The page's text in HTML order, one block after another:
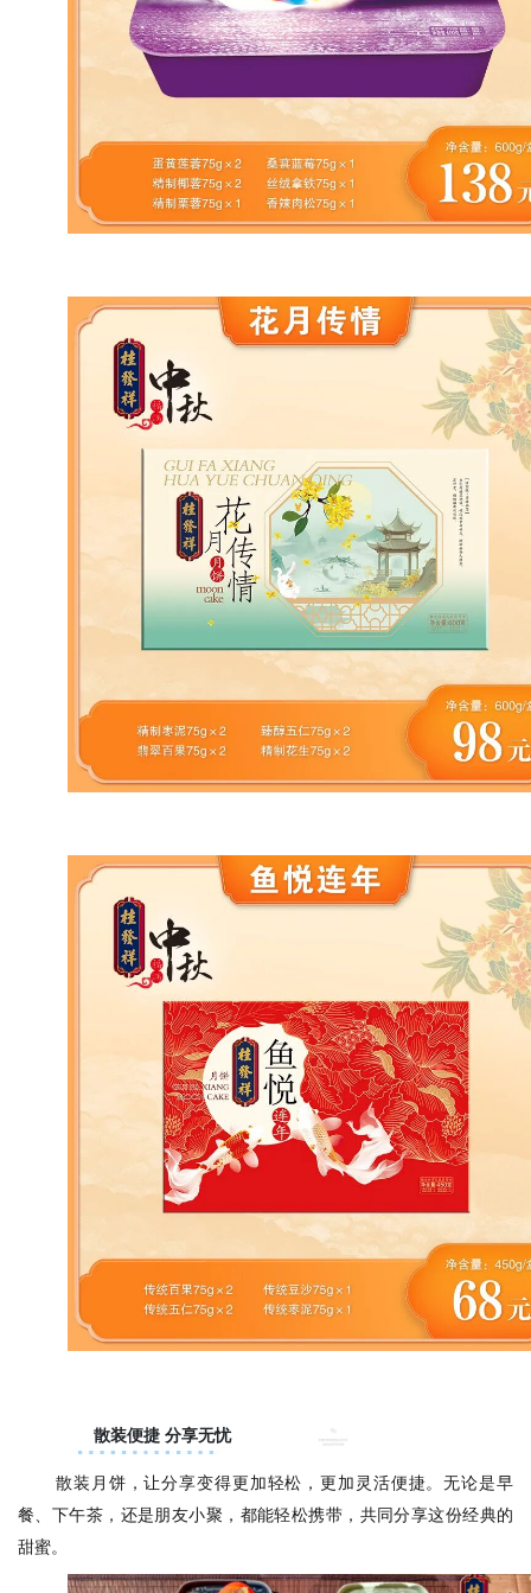
散装便捷 分享无忧
散装月饼，让分享变得更加轻松，更加灵活便捷。无论是早
餐、下午茶，还是朋友小聚，都能轻松携带，共同分享这份经典的
甜蜜。